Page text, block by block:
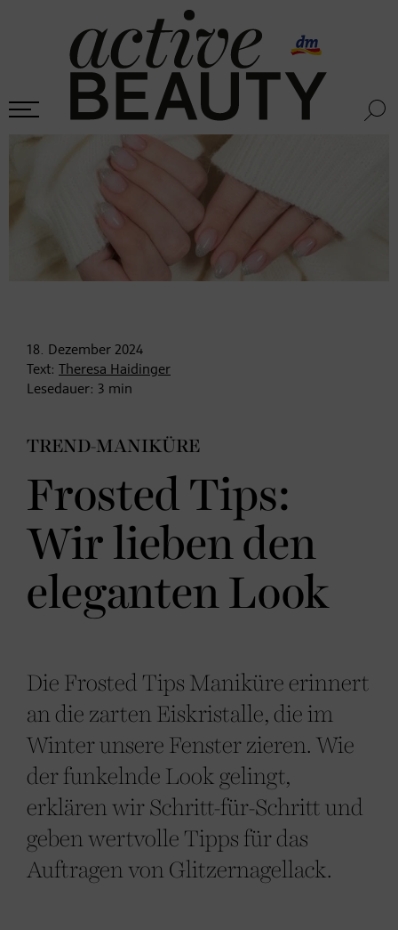
18. Dezember 2024
Text:
Theresa Haidinger
Lesedauer: 3 min
TREND-MANIKÜRE
Frosted Tips:
Wir lieben den
eleganten Look
Die Frosted Tips Maniküre erinnert
an die zarten Eiskristalle, die im
Winter unsere Fenster zieren. Wie
der funkelnde Look gelingt,
erklären wir Schritt-für-Schritt und
geben wertvolle Tipps für das
Auftragen von Glitzernagellack.